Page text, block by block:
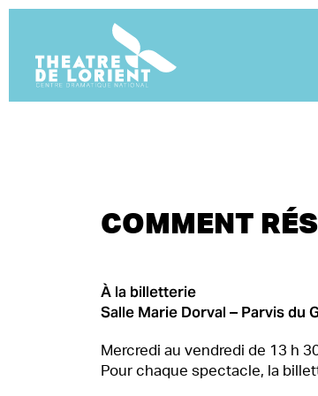
COMMENT
À la billetterie
Salle Marie Dorval – Parvis du
Mercredi au vendredi de 13 h
Pour chaque spectacle, la